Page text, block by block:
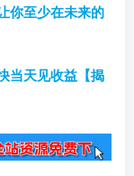
你至少在未来的
当天见收益【揭